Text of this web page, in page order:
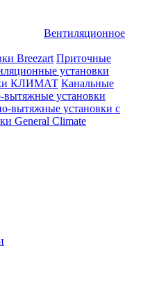
Вентиляционное
Breezart Приточные
установки
КЛИМАТ Канальные
установки
вытяжные установки с
General Climate